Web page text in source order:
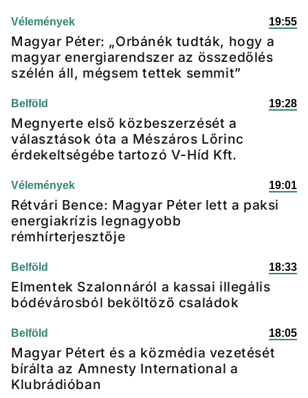
Vélemények 19:55
Magyar Péter: „Orbánék tudták, hogy a
magyar energiarendszer az összedőlés
szélén áll, mégsem tettek semmit”
Belföld 19:28
Megnyerte első közbeszerzését a
választások óta a Mészáros Lőrinc
érdekeltségébe tartozó V-Híd Kft.
Vélemények 19:01
Rétvári Bence: Magyar Péter lett a paksi
energiakrízis legnagyobb
rémhírterjesztője
Belföld 18:33
Elmentek Szalonnáról a kassai illegális
bódévárosból beköltöző családok
Belföld 18:05
Magyar Pétert és a közmédia vezetését
bírálta az Amnesty International a
Klubrádióban